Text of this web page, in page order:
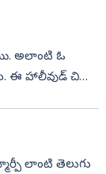
అలాంటి ఓ
హాలీవుడ్ చిత్రం
లాంటి తెలుగు